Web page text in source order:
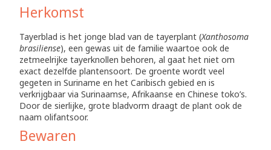
Herkomst
Tayerblad is het jonge blad van de tayerplant (Xanthosoma
brasiliense), een gewas uit de familie waartoe ook de
zetmeelrijke tayerknollen behoren, al gaat het niet om
exact dezelfde plantensoort. De groente wordt veel
gegeten in Suriname en het Caribisch gebied en is
verkrijgbaar via Surinaamse, Afrikaanse en Chinese toko’s.
Door de sierlijke, grote bladvorm draagt de plant ook de
naam olifantsoor.
Bewaren